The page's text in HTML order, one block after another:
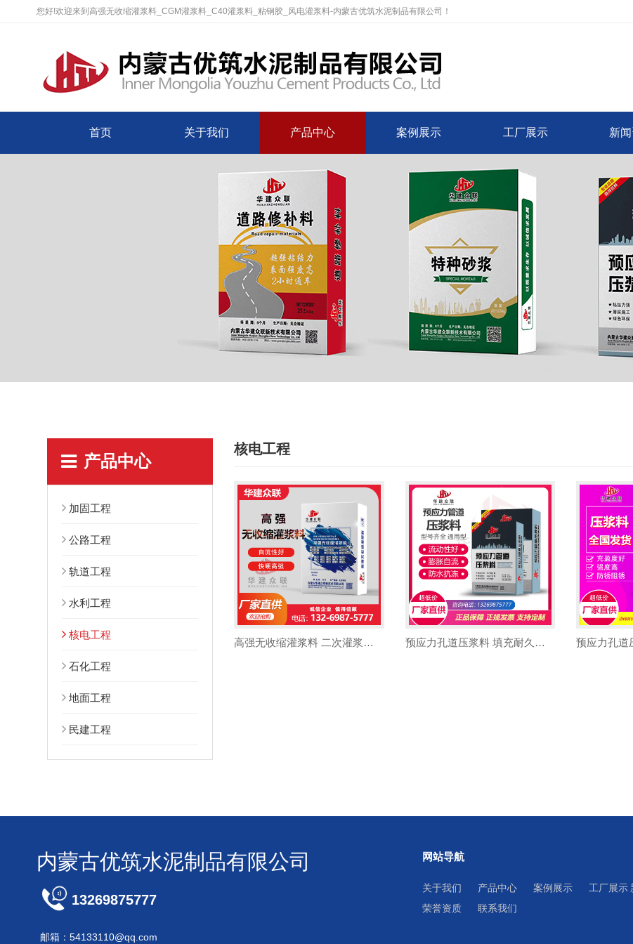
您好!欢迎来到高强无收缩灌浆料_CGM灌浆料_C40灌浆料_粘钢胶_风电灌浆料-内蒙古优筑水泥制品有限公司！
首页 关于我们 产品中心 案例展示 工厂展示 新
产品中心
加固工程
公路工程
轨道工程
水利工程
核电工程
石化工程
地面工程
民建工程
核电工程
高强无收缩灌浆料 二次灌浆加固微膨胀超流态 预应力孔道压浆料 填充耐久流动性好 可用于铁路桥梁 核电站等工程
内蒙古优筑水泥制品有限公司
13269875777
邮箱：54133110@qq.com
网站导航
关于我们 产品中心 案例展示 工厂展示
荣誉资质
联系我们